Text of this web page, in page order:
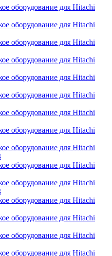
оборудование для Hitachi
оборудование для Hitachi
оборудование для Hitachi
оборудование для Hitachi
оборудование для Hitachi
оборудование для Hitachi
оборудование для Hitachi
оборудование для Hitachi
оборудование для Hitachi
оборудование для Hitachi
оборудование для Hitachi
оборудование для Hitachi
оборудование для Hitachi
оборудование для Hitachi
оборудование для Hitachi